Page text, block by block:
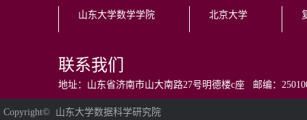
山东大学数学学院 北京大学
联系我们
地址：山东省济南市山大南路27号明德楼c座 邮编：
Copyright© 山东大学数据科学研究院